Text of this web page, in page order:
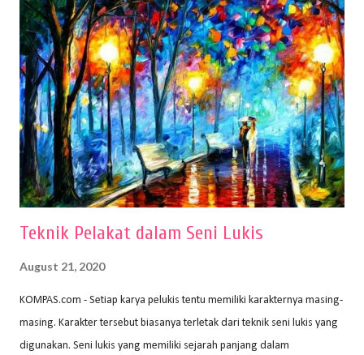
memiliki spesifikasi berbeda sesuai jenisnya. Berikut peralatan
menggambar bentuk: 1. Kertas Gambar Kegiatan menggambar
membutuhkan kertas yang baik agar proses pembuatan gambar lebih
nyaman dan maksimal. Bahan kertas yang baik salah satu syaratnya
adalah tidak mudah sobek, mengingat menggambar merupakan
proses menggores dan menghapus. Kertas adalah bahan yang paling
ideal digunakan untuk menggambar. Dalam menggambar
menggunakan pen...
Teknik Pelakat dalam Seni Lukis
August 21, 2020
KOMPAS.com - Setiap karya pelukis tentu memiliki karakternya masing-
masing. Karakter tersebut biasanya terletak dari teknik seni lukis yang
digunakan. Seni lukis yang memiliki sejarah panjang dalam